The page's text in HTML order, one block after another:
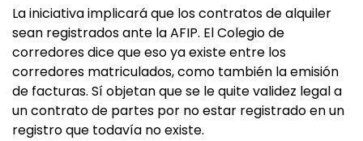
La iniciativa implicará que los contratos de alquiler
sean registrados ante la AFIP. El Colegio de
corredores dice que eso ya existe entre los
corredores matriculados, como también la emisión
de facturas. Sí objetan que se le quite validez legal a
un contrato de partes por no estar registrado en un
registro que todavía no existe.